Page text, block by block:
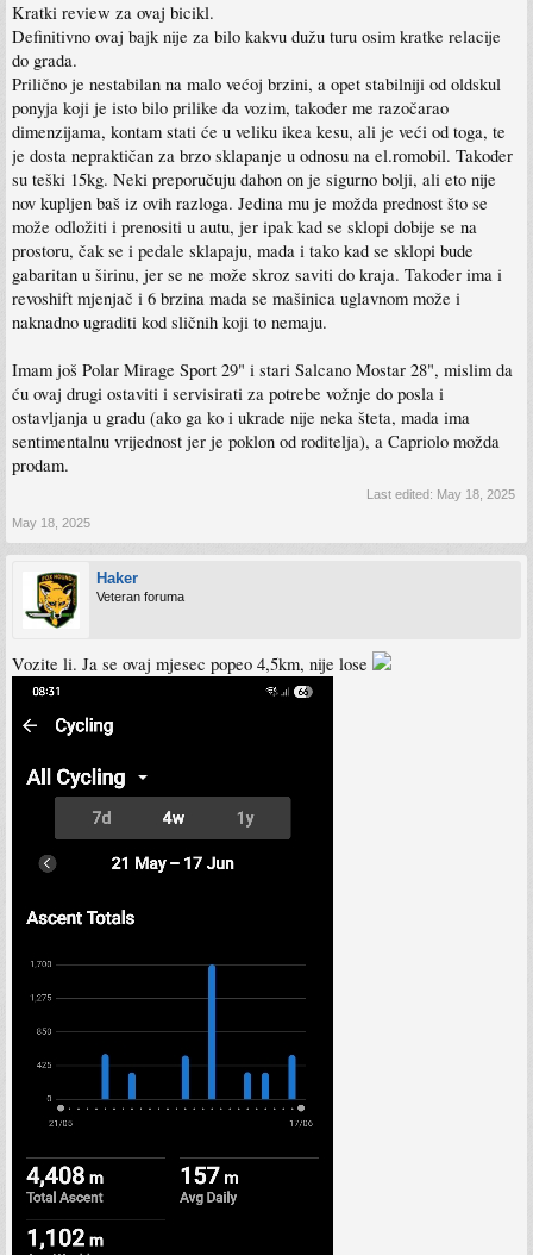
Kratki review za ovaj bicikl.
Definitivno ovaj bajk nije za bilo kakvu dužu turu osim kratke relacije
do grada.
Prilično je nestabilan na malo većoj brzini, a opet stabilniji od oldskul
ponyja koji je isto bilo prilike da vozim, također me razočarao
dimenzijama, kontam stati će u veliku ikea kesu, ali je veći od toga, te
je dosta nepraktičan za brzo sklapanje u odnosu na el.romobil. Također
su teški 15kg. Neki preporučuju dahon on je sigurno bolji, ali eto nije
nov kupljen baš iz ovih razloga. Jedina mu je možda prednost što se
može odložiti i prenositi u autu, jer ipak kad se sklopi dobije se na
prostoru, čak se i pedale sklapaju, mada i tako kad se sklopi bude
gabaritan u širinu, jer se ne može skroz saviti do kraja. Također ima i
revoshift mjenjač i 6 brzina mada se mašinica uglavnom može i
naknadno ugraditi kod sličnih koji to nemaju.
Imam još Polar Mirage Sport 29" i stari Salcano Mostar 28", mislim da
ću ovaj drugi ostaviti i servisirati za potrebe vožnje do posla i
ostavljanja u gradu (ako ga ko i ukrade nije neka šteta, mada ima
sentimentalnu vrijednost jer je poklon od roditelja), a Capriolo možda
prodam.
Last edited: May 18, 2025
May 18, 2025
Haker
Veteran foruma
Vozite li. Ja se ovaj mjesec popeo 4,5km, nije lose